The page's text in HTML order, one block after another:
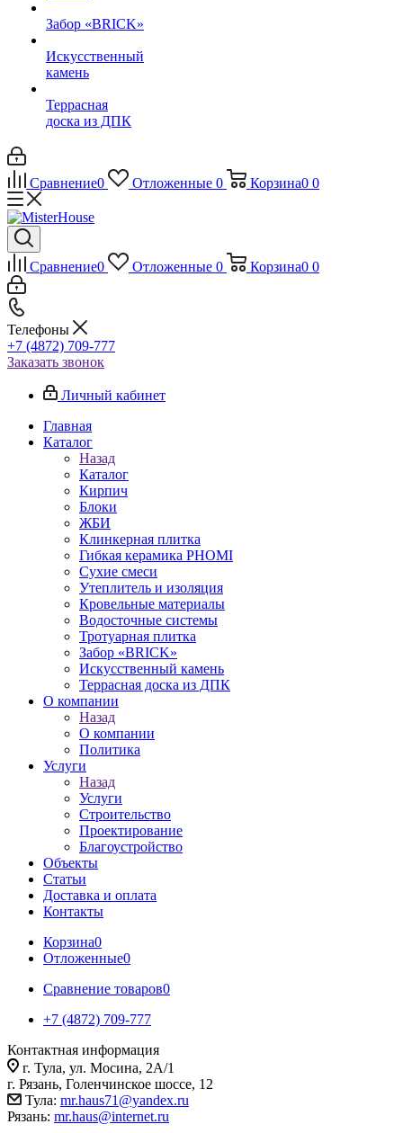
Забор «‎BRICK»‎
Искусственный
камень
Террасная
доска из ДПК
Сравнение0 Отложенные 0 Корзина0 0
Сравнение0 Отложенные 0 Корзина0 0
Телефоны
+7 (4872) 709-777
Заказать звонок
Личный кабинет
Главная
Каталог
Назад
Каталог
Кирпич
Блоки
ЖБИ
Клинкерная плитка
Гибкая керамика PHOMI
Сухие смеси
Утеплитель и изоляция
Кровельные материалы
Водосточные системы
Тротуарная плитка
Забор «‎BRICK»‎
Искусственный камень
Террасная доска из ДПК
О компании
Назад
О компании
Политика
Услуги
Назад
Услуги
Строительство
Проектирование
Благоустройство
Объекты
Статьи
Доставка и оплата
Контакты
Корзина0
Отложенные0
Сравнение товаров0
+7 (4872) 709-777
Контактная информация
г. Тула, ул. Мосина, 2А/1
г. Рязань, Голенчинское шоссе, 12
Тула: mr.haus71@yandex.ru
Рязань: mr.haus@internet.ru